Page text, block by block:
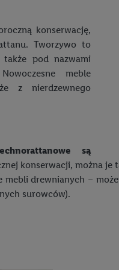
konserwację,
Tworzywo to
pod nazwami
meble
z nierdzewnego
są
konserwacji, można
mebli drewnianych –
surowców).
identyfikator Utiq SA/NV
i wyświetlać mu
również jako
telekomunikacyjnej
do
dla użytkownika przy
utworzy identyfikator dla
komórkowego.
o sposobie korzystania przez
do rozpoznawania
mu tam spersonalizowane
za pośrednictwem
Utiq opartej na